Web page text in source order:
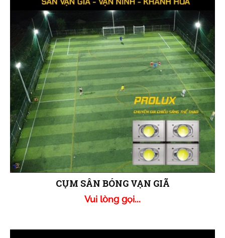
CỤM SÂN BÓNG VẠN GIÃ
Vui lòng gọi...